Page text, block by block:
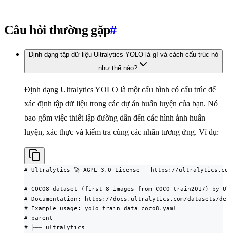
Câu hỏi thường gặp#
Định dạng tập dữ liệu Ultralytics YOLO là gì và cách cấu trúc nó
như thế nào?
Định dạng Ultralytics YOLO là một cấu hình có cấu trúc để
xác định tập dữ liệu trong các dự án huấn luyện của bạn. Nó
bao gồm việc thiết lập đường dẫn đến các hình ảnh huấn
luyện, xác thực và kiểm tra cùng các nhãn tương ứng. Ví dụ:
# Ultralytics 🚀 AGPL-3.0 License - https://
# COCO8 dataset (first 8 images from COCO train2017)
# Documentation: https://docs.ultralytics.com/datasets/
# Example usage: yolo train data=coco8.yaml
# parent
# ├── ultralytics